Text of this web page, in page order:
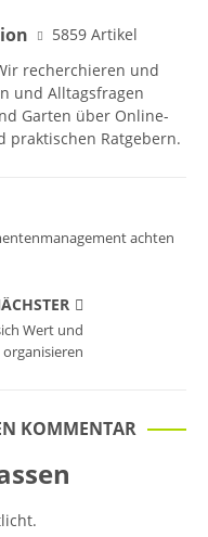
5859 Artikel
recherchieren und
und Alltagsfragen
Garten über Online-
praktischen Ratgebern.
achten
Wert und
KOMMENTAR